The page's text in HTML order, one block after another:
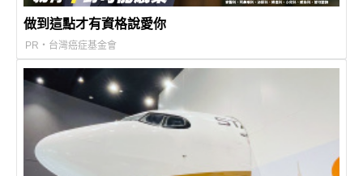
做到這點才有資格說愛你
PR・台灣癌症基金會